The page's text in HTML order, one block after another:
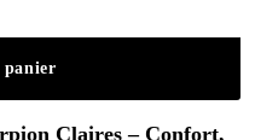
Claires – Confort,